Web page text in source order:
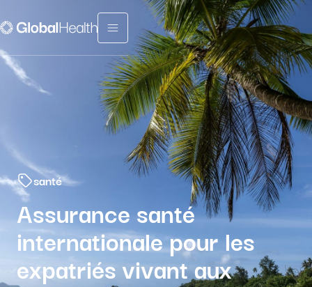
Menu fermé
santé
Assurance santé
internationale pour les
expatriés vivant aux